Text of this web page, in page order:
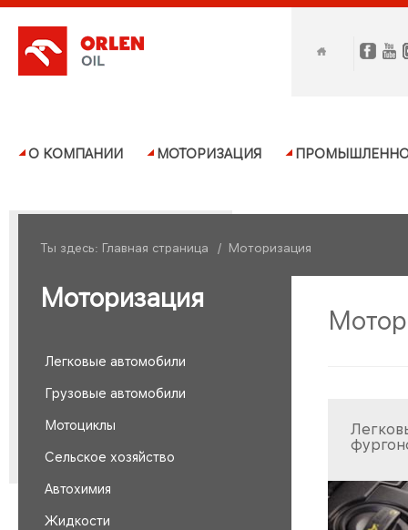
О КОМПАНИИ МОТОРИЗАЦИЯ
Ты здесь: Главная страница / Моторизация
Моторизация
Легковые автомобили
Грузовые автомобили
Мотоциклы
Сельское хозяйство
Автохимия
Жидкости